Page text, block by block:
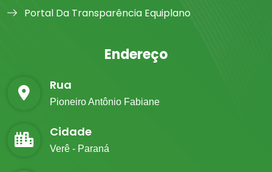
Portal Da Transparência Equiplano
Endereço
Rua
Pioneiro Antônio Fabiane
Cidade
Verê - Paraná